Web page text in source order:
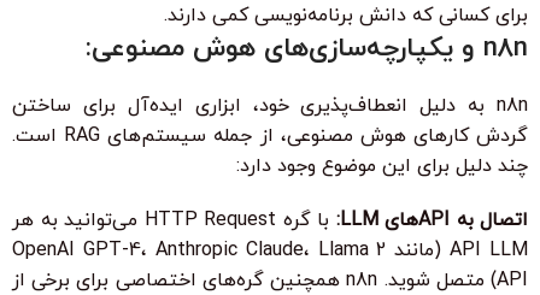
برای کسانی که دانش برنامه‌نویسی کمی دارند.
n8n و یکپارچه‌سازی‌های هوش مصنوعی:
n8n به دلیل انعطاف‌پذیری خود، ابزاری ایده‌آل برای ساختن
گردش کارهای هوش مصنوعی، از جمله سیستم‌های RAG است.
چند دلیل برای این موضوع وجود دارد:
اتصال به API‌های LLM: با گره HTTP Request می‌توانید به هر
API LLM (مانند OpenAI GPT-4، Anthropic Claude، Llama 2
API) متصل شوید. n8n همچنین گره‌های اختصاصی برای برخی از